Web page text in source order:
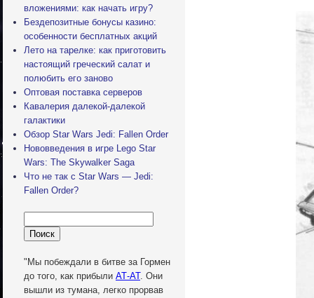
вложениями: как начать игру?
Бездепозитные бонусы казино:
особенности бесплатных акций
Лето на тарелке: как приготовить
настоящий греческий салат и
полюбить его заново
Оптовая поставка серверов
Кавалерия далекой-далекой
галактики
Обзор Star Wars Jedi: Fallen Order
Нововведения в игре Lego Star
Wars: The Skywalker Saga
Что не так с Star Wars — Jedi:
Fallen Order?
"Мы побеждали в битве за Гормен
до того, как прибыли АТ-АТ. Они
вышли из тумана, легко прорвав